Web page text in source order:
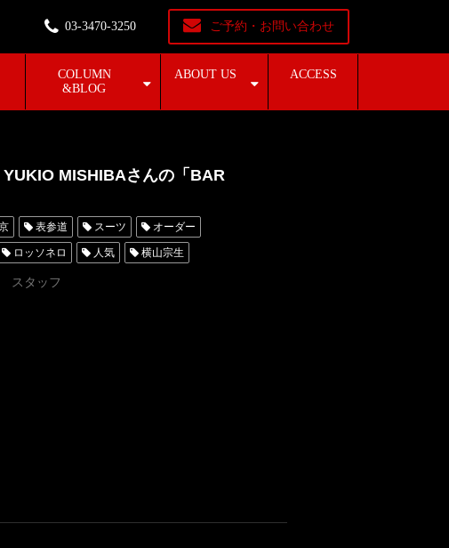
03-3470-3250 ご予約・お問い合わせ
COLUMN
&BLOG
ABOUT US ACCESS
MISHIBAさんの「BAR
表参道 スーツ オーダー
ロッソネロ 人気 横山宗生
シード東京
スタッフ